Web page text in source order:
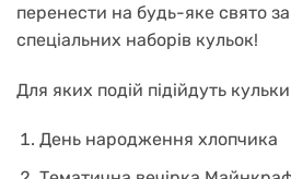
перенести на будь-яке свято
спеціальних наборів кульок!
Для яких подій підійдуть
День народження хлопчика